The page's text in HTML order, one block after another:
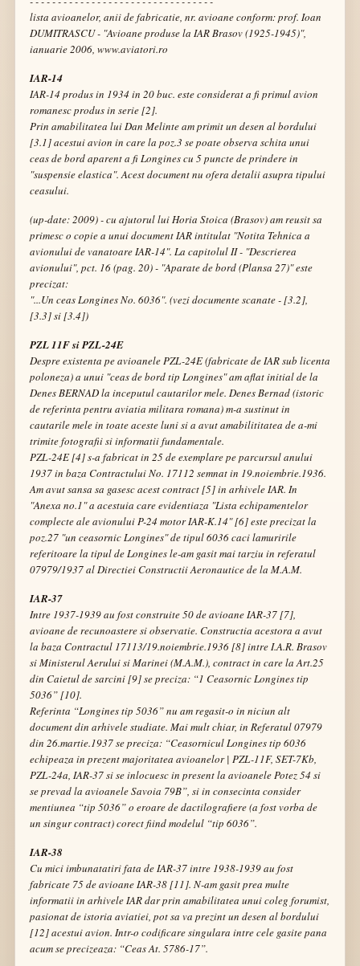
lista avioanelor, anii de fabricatie, nr. avioane conform: prof. Ioan
DUMITRASCU - "Avioane produse la IAR Brasov (1925-1945)",
ianuarie 2006, www.aviatori.ro
IAR-14
IAR-14 produs in 1934 in 20 buc. este considerat a fi primul avion
romanesc produs in serie [2].
Prin amabilitatea lui Dan Melinte am primit un desen al bordului
[3.1] acestui avion in care la poz.3 se poate observa schita unui
ceas de bord aparent a fi Longines cu 5 puncte de prindere in
"suspensie elastica". Acest document nu ofera detalii asupra tipului
ceasului.
(up-date: 2009) - cu ajutorul lui Horia Stoica (Brasov) am reusit sa
primesc o copie a unui document IAR intitulat "Notita Tehnica a
avionului de vanatoare IAR-14". La capitolul II - "Descrierea
avionului", pct. 16 (pag. 20) - "Aparate de bord (Plansa 27)"este
precizat:
"...Un ceas Longines No. 6036". (vezi documente scanate - [3.2],
[3.3] si [3.4])
PZL 11F si PZL-24E
Despre existenta pe avioanele PZL-24E (fabricate de IAR sub licenta
poloneza) a unui "ceas de bord tip Longines"am aflat initial de la
Denes BERNAD la inceputul cautarilor mele. Denes Bernad (istoric
de referinta pentru aviatia militara romana) m-a sustinut in
cautarile mele in toate aceste luni si a avut amabilititatea de a-mi
trimite fotografii si informatii fundamentale.
PZL-24E [4] s-a fabricat in 25 de exemplare pe parcursul anului
1937 in baza Contractului No. 17112 semnat in 19.noiembrie.1936.
Am avut sansa sa gasesc acest contract [5] in arhivele IAR. In
"Anexa no.1"a acestuia care evidentiaza "Lista echipamentelor
complecte ale avionului P-24 motor IAR-K.14"[6] este precizat la
poz.27 "un ceasornic Longines"de tipul 6036 caci lamuririle
referitoare la tipul de Longines le-am gasit mai tarziu in referatul
07979/1937 alDirectiei Constructii Aeronauticede la M.A.M.
IAR-37
Intre 1937-1939 au fost construite 50 de avioane IAR-37 [7],
avioane de recunoastere si observatie. Constructia acestora a avut
la baza Contractul 17113/19.noiembrie.1936 [8] intre I.A.R. Brasov
si Ministerul Aerului si Marinei (M.A.M.), contract in care la Art.25
din Caietul de sarcini [9] se preciza: “1 Ceasornic Longines tip
5036”[10].
Referinta “Longines tip 5036”nu am regasit-o in niciun alt
document din arhivele studiate. Mai mult chiar, in Referatul 07979
din 26.martie.1937 se preciza: “Ceasornicul Longines tip 6036
echipeaza in prezent majoritatea avioanelor | PZL-11F, SET-7Kb,
PZL-24a, IAR-37 si se inlocuesc in present la avioanele Potez 54 si
se prevad la avioanele Savoia 79B”, si in consecinta consider
mentiunea “tip 5036”o eroare de dactilografiere (a fost vorba de
un singur contract) corect fiind modelul “tip 6036”.
IAR-38
Cu mici imbunatatiri fata de IAR-37 intre 1938-1939 au fost
fabricate 75 de avioane IAR-38 [11]. N-am gasit prea multe
informatii in arhivele IAR dar prin amabilitatea unui coleg forumist,
pasionat de istoria aviatiei, pot sa va prezint un desen al bordului
[12] acestui avion. Intr-o codificare singulara intre cele gasite pana
acum se precizeaza: “Ceas At. 5786-17”.